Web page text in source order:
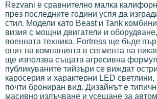
Rezvani е сравнително малка
през последните години успя да
стил. Модели като Beast и Tank
визия с мощни двигатели и
военната техника. Fortress ще бъде
опит на компанията в сегмента на
ще използва същата агресивна
публикуваните тийзъри се виждат
каросерия и характерни LED светлини,
почти брониран вид. Дизайнът е
масивно излъчване и усещане за